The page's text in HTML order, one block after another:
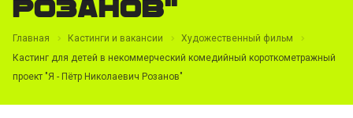
Главная Кастинги и вакансии
Художественный фильм
Кастинг для детей в некоммерческий комедийный короткометражный
проект "Я - Пётр Николаевич Розанов"